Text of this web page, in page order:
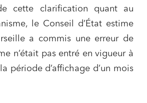
cette clarification quant au
le Conseil d’État estime
a commis une erreur de
n’était pas entré en vigueur à
période d’affichage d’un mois